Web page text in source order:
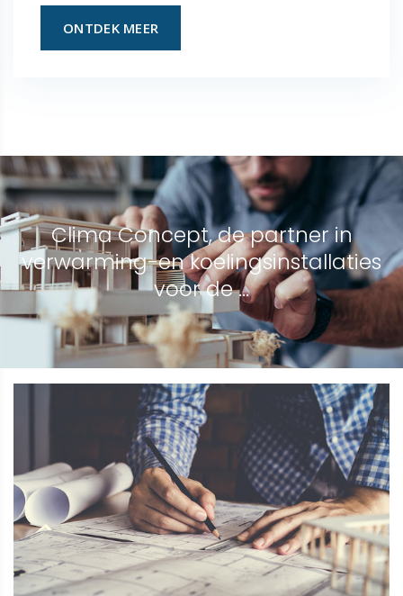
ONTDEK MEER
Clima Concept, de partner in
verwarming-en koelingsinstallaties
voor de ...